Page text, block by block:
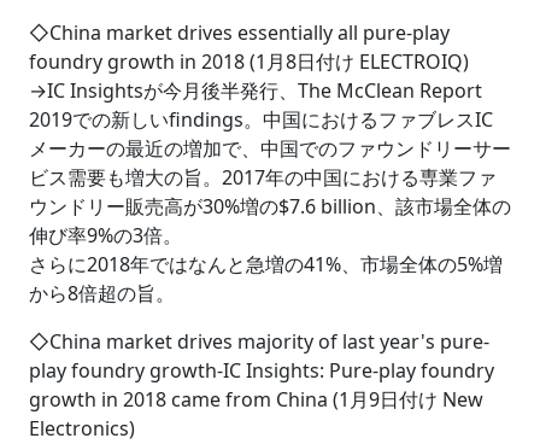
◇China market drives essentially all pure-play
foundry growth in 2018 (1月8日付け ELECTROIQ)
→IC Insightsが今月後半発行、The McClean Report
2019での新しいfindings。中国におけるファブレスIC
メーカーの最近の増加で、中国でのファウンドリーサー
ビス需要も増大の旨。2017年の中国における専業ファ
ウンドリー販売高が30%増の$7.6 billion、該市場全体の
伸び率9%の3倍。
さらに2018年ではなんと急増の41%、市場全体の5%増
から8倍超の旨。
◇China market drives majority of last year's pure-
play foundry growth-IC Insights: Pure-play foundry
growth in 2018 came from China (1月9日付け New
Electronics)